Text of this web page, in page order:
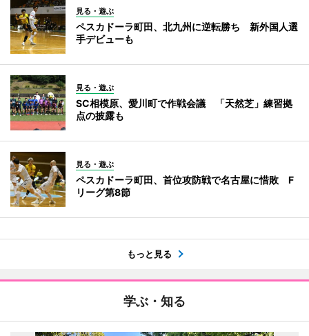
見る・遊ぶ
ペスカドーラ町田、北九州に逆転勝ち 新外国人選
手デビューも
見る・遊ぶ
SC相模原、愛川町で作戦会議 「天然芝」練習拠
点の披露も
見る・遊ぶ
ペスカドーラ町田、首位攻防戦で名古屋に惜敗 F
リーグ第8節
もっと見る
学ぶ・知る